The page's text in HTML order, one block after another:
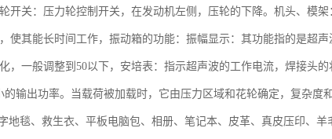
开关：压力轮控制开关，在发动机左侧，压轮的下降。机头、模
使其能长时间工作，振动箱的功能：振幅显示：其功能指的是超
，一般调整到50以下，安培表：指示超声波的工作电流，焊接头的
的输出功率。当载荷被加载时，它由压力区域和花轮确定，复杂度
地毯、救生衣、平板电脑包、相册、笔记本、皮革、真皮压印、